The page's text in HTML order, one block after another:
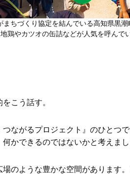
まちづくり協定を結んでいる高知県黒潮
鶏やカツオの缶詰などが人気を呼んでい
こう話す。
ながるプロジェクト』のひと
かできるのではないかと考えまし
のような豊かな空間があります